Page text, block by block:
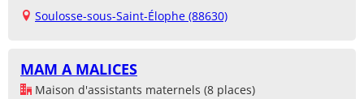
Soulosse-sous-Saint-Élophe (88630)
MAM A MALICES
Maison d'assistants maternels (8 places)